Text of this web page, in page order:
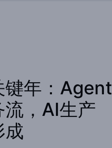
键年：Agent
，AI生产
成